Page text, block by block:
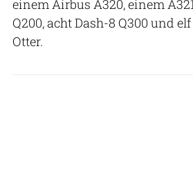
einem Airbus A320, einem
Q200, acht Dash-8 Q300 und
Otter.